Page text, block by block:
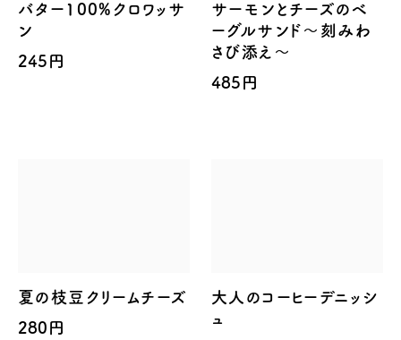
バター100%クロワッサ
ン
245円
サーモンとチーズのベ
ーグルサンド～刻みわ
さび添え～
485円
夏の枝豆クリームチーズ
280円
大人のコーヒーデニッシ
ュ